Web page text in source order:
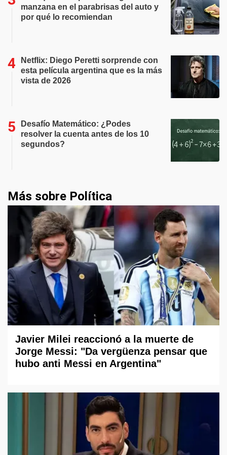
manzana en el parabrisas del auto y
por qué lo recomiendan
Netflix: Diego Peretti sorprende con
esta película argentina que es la más
vista de 2026
Desafío Matemático: ¿Podes
resolver la cuenta antes de los 10
segundos?
Más sobre Política
Javier Milei reaccionó a la muerte de
Jorge Messi: "Da vergüenza pensar que
hubo anti Messi en Argentina"